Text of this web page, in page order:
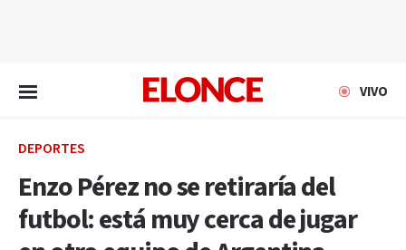
VIVO
DEPORTES
Enzo Pérez no se retiraría del
futbol: está muy cerca de jugar